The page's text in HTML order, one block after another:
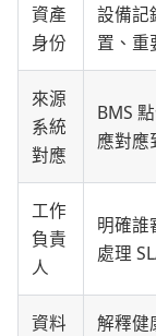
資產
身份
設備記
置、重
來源
系統
對應
BMS
應對應
工作
負責
人
明確誰
處理
資料
解釋健